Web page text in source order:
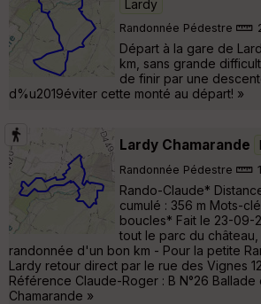
Lardy
Randonnée Pédestre
Départ à la gare de
km, sans grande
de finir par une
d%u2019éviter cette monté au départ! »
Lardy Chamarande
Randonnée Pédestre
Rando-Claude*
cumulé : 356 m Mots-
boucles* Fait le 23-09-
tout le parc du
randonnée d'un bon km - Pour la petite
Lardy retour direct par le rue des Vignes
Référence Claude-Roger : B N°26
Chamarande »